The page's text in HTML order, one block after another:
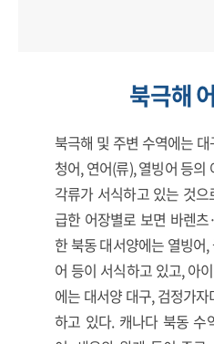
북극해
북극해 및 주변 수역에는
청어, 연어(류), 열빙어 등의
각류가 서식하고 있는 것
급한 어장별로 보면 바렌
한 북동 대서양에는 열빙어
어 등이 서식하고 있고, 아
에는 대서양 대구, 검정가
하고 있다. 캐나다 북동 수